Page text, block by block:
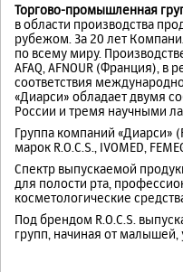
Торгово-промышленная
в области производства
рубежом. За 20 лет
по всему миру.
AFAQ, AFNOUR (Франция), в
соответствия
«Диарси» обладает двумя
России и тремя научными
Группа компаний «Диарси»
марок R.O.C.S., IVOMED,
Спектр выпускаемой
для полости рта,
косметологические
Под брендом R.O.C.S.
групп, начиная от